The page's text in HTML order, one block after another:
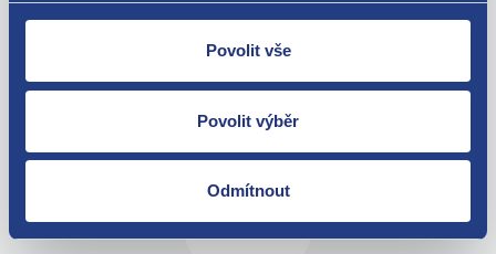
Povolit vše
Povolit výběr
Odmítnout
Nejste spokojeni? Vyřešíme to!
Zboží můžete vrátit do 60 dnů od
zakoupení. Nebo vám pošleme náhradu.